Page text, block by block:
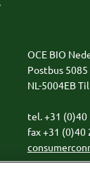
OCE BIO
Postbus 5085
NL-5004EB
tel. +31 (0)40
fax +31